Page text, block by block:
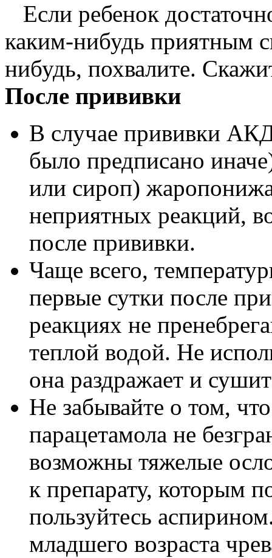
Если ребенок
каким­-нибудь приятным
нибудь, похвалите.
После прививки
В случае прививки
было предписано
или сироп)
неприятных реакций,
после прививки.
Чаще всего,
первые сутки после
реакциях не
теплой водой. Не
она раздражает и
Не забывайте о том,
парацетамола не
возможны тяжелые
к препарату, которым
пользуйтесь
младшего возраста